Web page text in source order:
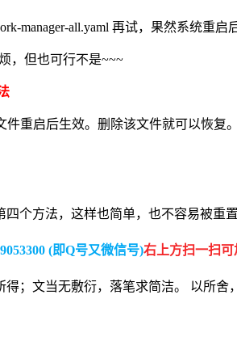
manager-all.yaml 再试，果然系统重启
，但也可行不是~~~
件重启后生效。删除该文件就可以恢复。
个方法，这样也简单，也不容易被重
(即Q号又微信号)右上方扫一扫
；文当无敷衍，落笔求简洁。 以所舍